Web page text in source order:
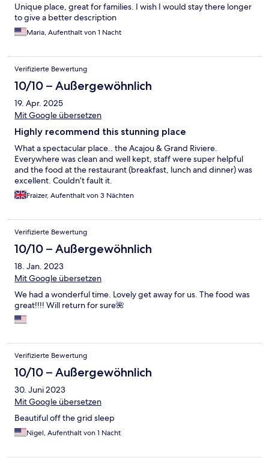
Unique place, great for families. I wish I would stay there longer
to give a better description
Maria, Aufenthalt von 1 Nacht
Verifizierte Bewertung
10/10 – Außergewöhnlich
19. Apr. 2025
Mit Google übersetzen
Highly recommend this stunning place
What a spectacular place.. the Acajou & Grand Riviere.
Everywhere was clean and well kept, staff were super helpful
and the food at the restaurant (breakfast, lunch and dinner) was
excellent. Couldn’t fault it.
Fraizer, Aufenthalt von 3 Nächten
Verifizierte Bewertung
10/10 – Außergewöhnlich
18. Jan. 2023
Mit Google übersetzen
We had a wonderful time. Lovely get away for us. The food was
great!!!! Will return for sure🌺
Verifizierte Bewertung
10/10 – Außergewöhnlich
30. Juni 2023
Mit Google übersetzen
Beautiful off the grid sleep
Nigel, Aufenthalt von 1 Nacht